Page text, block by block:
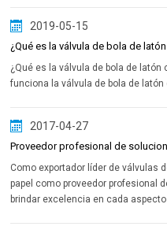
2019-05-15
¿Qué es la válvula de bola de
¿Qué es la válvula de bola de
funciona la válvula de bola de
2017-04-27
Proveedor profesional de
Como exportador líder de válvulas
papel como proveedor profesional
brindar excelencia en cada